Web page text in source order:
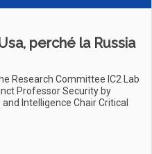
perché la Russia
Research Committee IC2 Lab
Professor Security by
Intelligence Chair Critical